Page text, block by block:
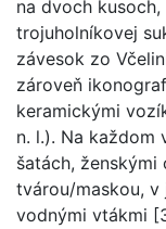
na dvoch
trojuholníkovej
závesok zo
zároveň
keramickými
n. l.). Na každom
šatách, ženskými
tvárou/maskou, v
vodnými vtákmi